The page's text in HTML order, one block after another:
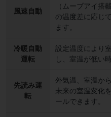
風速自動
（ムーブアイ搭
の温度差に応じ
ます。
冷暖自動
運転
設定温度により
し、室温が低い
先読み運
転
外気温、室温か
未来の室温変化
ールできます。